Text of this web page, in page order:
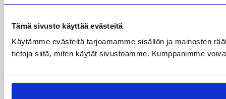
Tämä sivusto käyttää evästeitä
Käytämme evästeitä tarjoamamme sisällön ja mainosten
tietoja siitä, miten käytät sivustoamme. Kumppanimme